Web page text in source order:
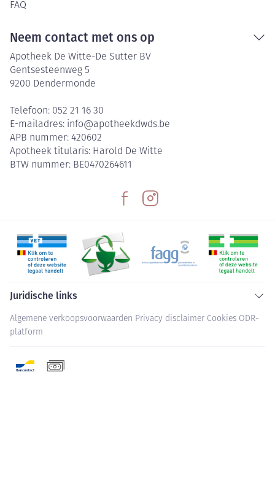
FAQ
Neem contact met ons op
Apotheek De Witte-De Sutter BV
Gentsesteenweg 5
9200 Dendermonde
Telefoon: 052 21 16 30
E-mailadres: info@apotheekdwds.be
APB nummer: 420602
Apotheek titularis: Harold De Witte
BTW nummer: BE0470264611
Juridische links
Algemene verkoopsvoorwaarden Privacy disclaimer Cookies ODR-
platform